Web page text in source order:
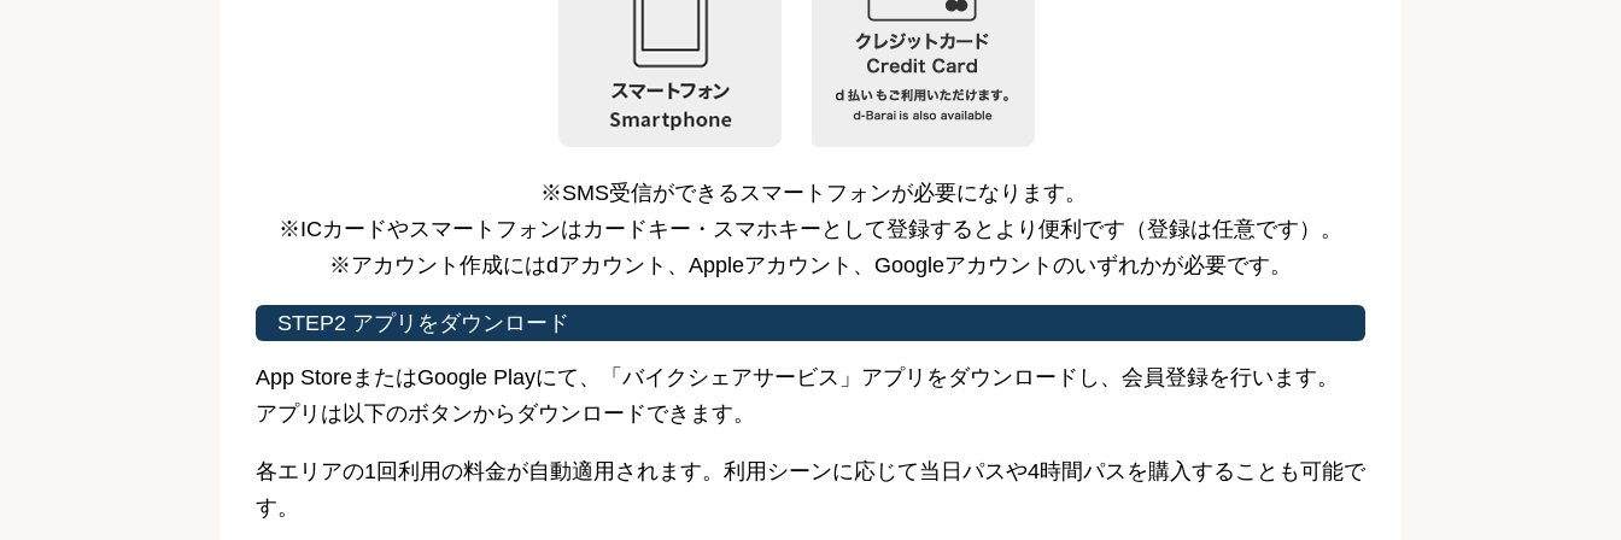
※SMS受信ができるスマートフォンが必要になります。
※ICカードやスマートフォンはカードキー・スマホキーとして登録するとより便利です（登録は任意です）。
※アカウント作成にはdアカウント、Appleアカウント、Googleアカウントのいずれかが必要です。
STEP2 アプリをダウンロード
App StoreまたはGoogle Playにて、「バイクシェアサービス」アプリをダウンロードし、会員登録を行います。
アプリは以下のボタンからダウンロードできます。
各エリアの1回利用の料金が自動適用されます。利用シーンに応じて当日パスや4時間パスを購入することも可能で
す。